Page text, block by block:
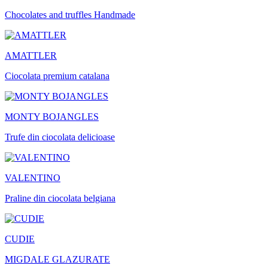
Chocolates and truffles Handmade
AMATTLER
Ciocolata premium catalana
MONTY BOJANGLES
Trufe din ciocolata delicioase
VALENTINO
Praline din ciocolata belgiana
CUDIE
MIGDALE GLAZURATE